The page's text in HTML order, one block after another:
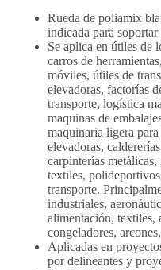
Rueda de poliamix
indicada para
Se aplica en útiles de
carros de
móviles, útiles de
elevadoras, factorías
transporte, logística
maquinas de
maquinaria ligera
elevadoras,
carpinterías
textiles,
transporte.
industriales,
alimentación, textiles,
congeladores,
Aplicadas en
por delineantes y